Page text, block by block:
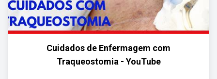
Cuidados de Enfermagem com
Traqueostomia - YouTube